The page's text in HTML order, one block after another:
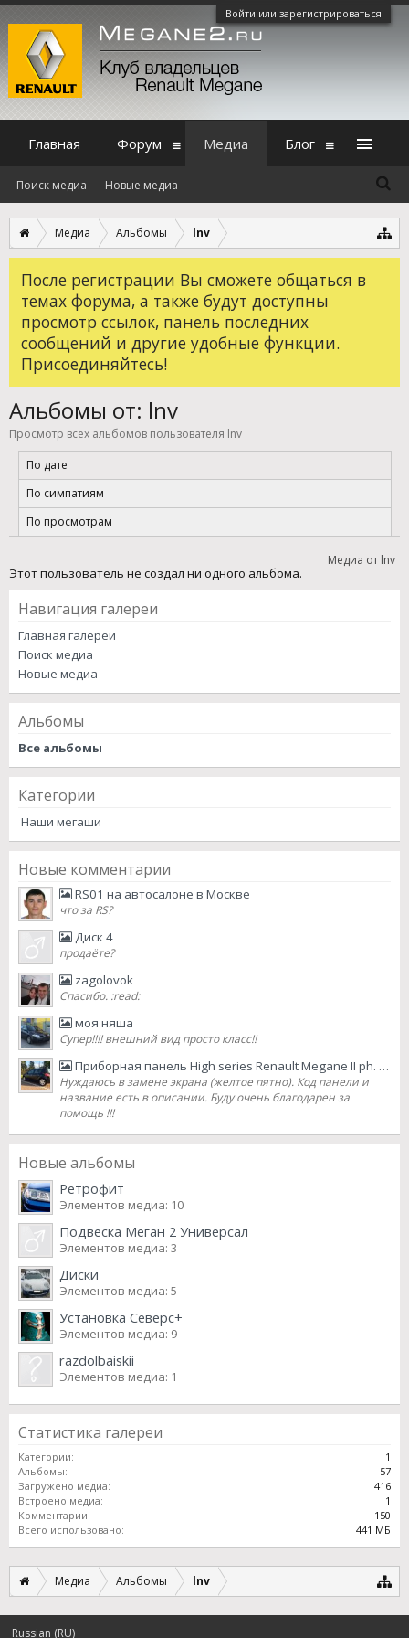
Войти или зарегистрироваться
Медиа Альбомы lnv
После регистрации Вы сможете общаться в
темах форума, а также будут доступны
просмотр ссылок, панель последних
сообщений и другие удобные функции.
Присоединяйтесь!
Альбомы от: lnv
Просмотр всех альбомов пользователя lnv
По дате
По симпатиям
По просмотрам
Медиа от lnv
Этот пользователь не создал ни одного альбома.
Навигация галереи
Главная галереи
Поиск медиа
Новые медиа
Альбомы
Все альбомы
Категории
Наши мегаши
Новые комментарии
RS01 на автосалоне в Москве
что за RS?
Диск 4
продаёте?
zagolovok
Спасибо. :read:
моя няша
Супер!!!! внешний вид просто класс!!
Приборная панель High series Renault Megane II ph. 2 2007 lifting
Нуждаюсь в замене экрана (желтое пятно). Код панели и
название есть в описании. Буду очень благодарен за
помощь !!!
Новые альбомы
Ретрофит
Элементов медиа: 10
Подвеска Меган 2 Универсал
Элементов медиа: 3
Диски
Элементов медиа: 5
Установка Северс+
Элементов медиа: 9
razdolbaiskii
Элементов медиа: 1
Статистика галереи
Категории:
1
Альбомы:
57
Загружено медиа:
416
Встроено медиа:
1
Комментарии:
150
Всего использовано:
441 МБ
Медиа Альбомы lnv
Главная Форум Медиа
Поиск медиа Новые медиа
Блог
Russian (RU)